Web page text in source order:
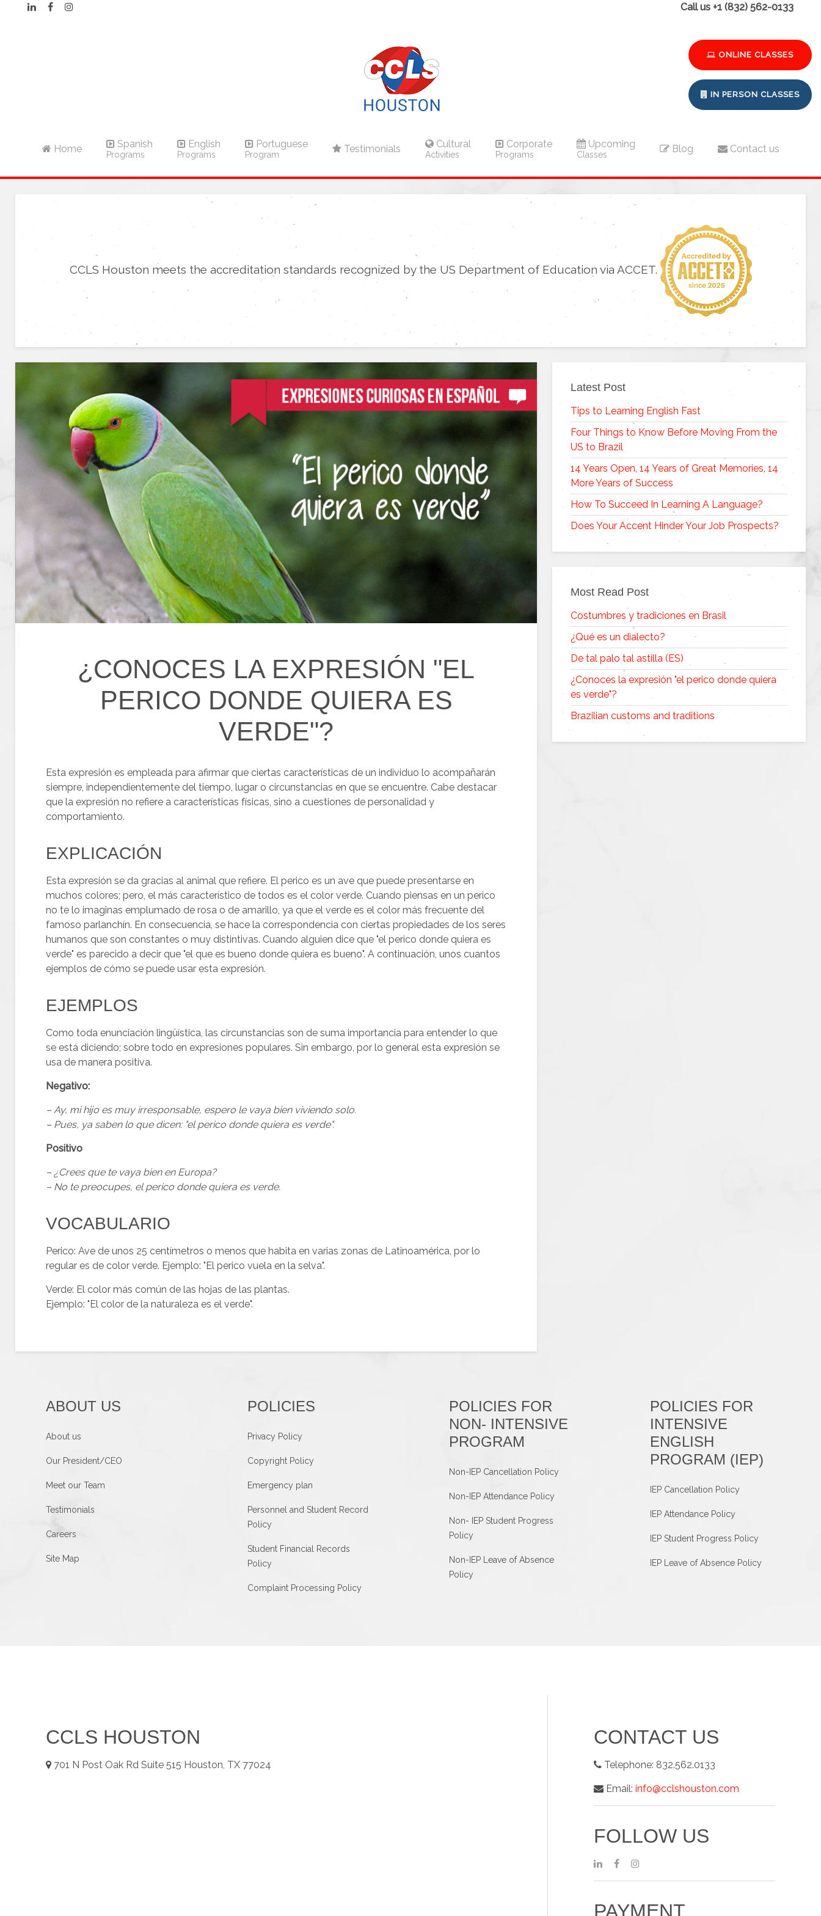
Call us +1 (832) 562-0133
ONLINE CLASSES
IN PERSON CLASSES
Home Spanish
Programs
English
Programs
Portuguese
Program Testimonials Cultural
Activities
Corporate
Programs
Upcoming
Classes Blog Contact us
CCLS Houston meets the accreditation standards recognized by the US Department of Education via ACCET.
¿CONOCES LA EXPRESIÓN "EL
PERICO DONDE QUIERA ES
VERDE"?
Esta expresión es empleada para afirmar que ciertas características de un individuo lo acompañarán
siempre, independientemente del tiempo, lugar o circunstancias en que se encuentre. Cabe destacar
que la expresión no refiere a características físicas, sino a cuestiones de personalidad y
comportamiento.
EXPLICACIÓN
Esta expresión se da gracias al animal que refiere. El perico es un ave que puede presentarse en
muchos colores; pero, el más característico de todos es el color verde. Cuando piensas en un perico
no te lo imaginas emplumado de rosa o de amarillo, ya que el verde es el color más frecuente del
famoso parlanchín. En consecuencia, se hace la correspondencia con ciertas propiedades de los seres
humanos que son constantes o muy distintivas. Cuando alguien dice que "el perico donde quiera es
verde" es parecido a decir que "el que es bueno donde quiera es bueno". A continuación, unos cuantos
ejemplos de cómo se puede usar esta expresión.
EJEMPLOS
Como toda enunciación lingüística, las circunstancias son de suma importancia para entender lo que
se está diciendo; sobre todo en expresiones populares. Sin embargo, por lo general esta expresión se
usa de manera positiva.
Negativo:
– Ay, mi hijo es muy irresponsable, espero le vaya bien viviendo solo.
– Pues, ya saben lo que dicen: "el perico donde quiera es verde".
Positivo
– ¿Crees que te vaya bien en Europa?
– No te preocupes, el perico donde quiera es verde.
VOCABULARIO
Perico: Ave de unos 25 centímetros o menos que habita en varias zonas de Latinoamérica, por lo
regular es de color verde. Ejemplo: "El perico vuela en la selva".
Verde: El color más común de las hojas de las plantas.
Ejemplo: "El color de la naturaleza es el verde".
Latest Post
Tips to Learning English Fast
Four Things to Know Before Moving From the
US to Brazil
14 Years Open, 14 Years of Great Memories, 14
More Years of Success
How To Succeed In Learning A Language?
Does Your Accent Hinder Your Job Prospects?
Most Read Post
Costumbres y tradiciones en Brasil
¿Qué es un dialecto?
De tal palo tal astilla (ES)
¿Conoces la expresión "el perico donde quiera
es verde"?
Brazilian customs and traditions
ABOUT US
About us
Our President/CEO
Meet our Team
Testimonials
Careers
Site Map
POLICIES
Privacy Policy
Copyright Policy
Emergency plan
Personnel and Student Record
Policy
Student Financial Records
Policy
Complaint Processing Policy
POLICIES FOR
NON- INTENSIVE
PROGRAM
Non-IEP Cancellation Policy
Non-IEP Attendance Policy
Non- IEP Student Progress
Policy
Non-IEP Leave of Absence
Policy
POLICIES FOR
INTENSIVE
ENGLISH
PROGRAM (IEP)
IEP Cancellation Policy
IEP Attendance Policy
IEP Student Progress Policy
IEP Leave of Absence Policy
CCLS HOUSTON
701 N Post Oak Rd Suite 515 Houston, TX 77024
CONTACT US
Telephone: 832.562.0133
Email: info@cclshouston.com
FOLLOW US
PAYMENT